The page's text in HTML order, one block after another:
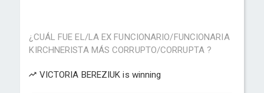
¿CUÁL FUE EL/LA EX FUNCIONARIO/FUNCIONARIA
KIRCHNERISTA MÁS CORRUPTO/CORRUPTA ?
VICTORIA BEREZIUK is winning